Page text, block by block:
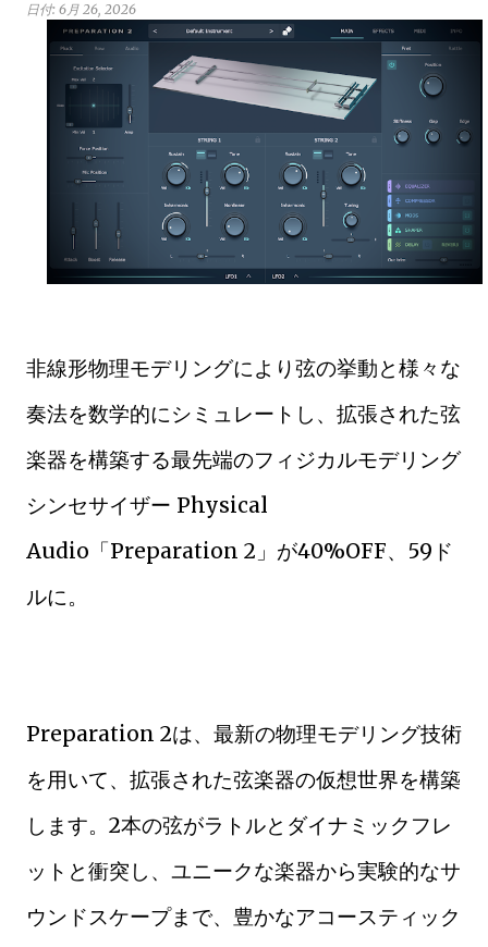
日付: 6月 26, 2026
非線形物理モデリングにより弦の挙動と様々な
奏法を数学的にシミュレートし、拡張された弦
楽器を構築する最先端のフィジカルモデリング
シンセサイザー Physical
Audio「Preparation 2」が40%OFF、59ド
ルに。
Preparation 2は、最新の物理モデリング技術
を用いて、拡張された弦楽器の仮想世界を構築
します。2本の弦がラトルとダイナミックフレ
ットと衝突し、ユニークな楽器から実験的なサ
ウンドスケープまで、豊かなアコースティック